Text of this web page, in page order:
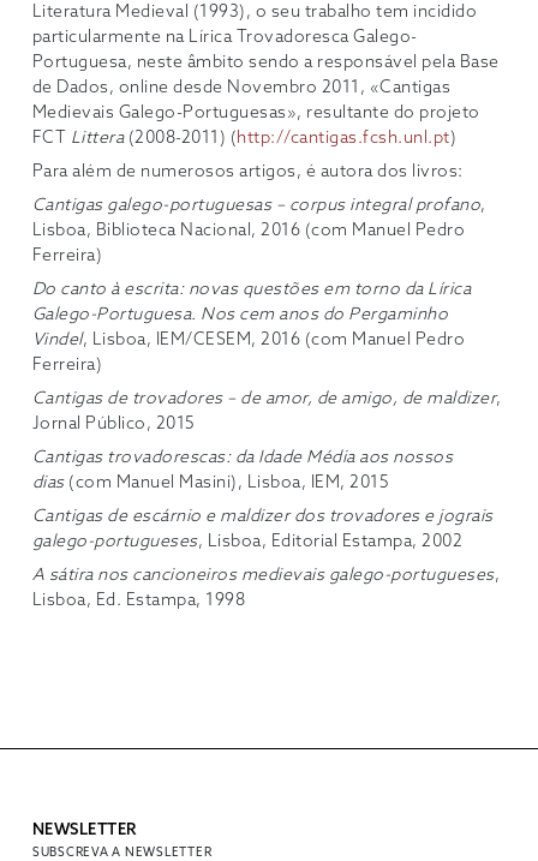
Literatura Medieval (1993), o seu trabalho tem incidido
particularmente na Lírica Trovadoresca Galego-
Portuguesa, neste âmbito sendo a responsável pela Base
de Dados, online desde Novembro 2011, «Cantigas
Medievais Galego-Portuguesas», resultante do projeto
FCT Littera(2008-2011) (http://cantigas.fcsh.unl.pt)
Para além de numerosos artigos, é autora dos livros:
Cantigas galego-portuguesas – corpus integral profano,
Lisboa, Biblioteca Nacional, 2016 (com Manuel Pedro
Ferreira)
Do canto à escrita: novas questões em torno da Lírica
Galego-Portuguesa. Nos cem anos do Pergaminho
Vindel, Lisboa, IEM/CESEM, 2016 (com Manuel Pedro
Ferreira)
Cantigas de trovadores – de amor, de amigo, de maldizer,
Jornal Público, 2015
Cantigas trovadorescas: da Idade Média aos nossos
dias(com Manuel Masini), Lisboa, IEM, 2015
Cantigas de escárnio e maldizer dos trovadores e jograis
galego-portugueses, Lisboa, Editorial Estampa, 2002
A sátira nos cancioneiros medievais galego-portugueses,
Lisboa, Ed. Estampa, 1998
NEWSLETTER
SUBSCREVA A NEWSLETTER